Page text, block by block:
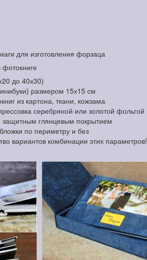
для изготовления форзаца
до 40х30)
размером 15х15 см
из картона, ткани, кожзама
серебряной или золотой фольгой
защитным глянцевым покрытием
по периметру и без
вариантов комбинации этих параметров!